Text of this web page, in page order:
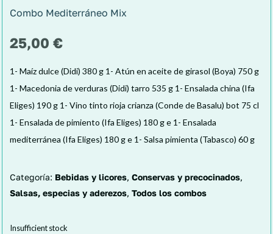
Combo Mediterráneo Mix
25,00 €
Insufficient stock
1- Maíz dulce (Didi) 380 g 1- Atún en aceite de girasol (Boya) 750 g
1- Macedonia de verduras (Didi) tarro 535 g 1- Ensalada china (Ifa
Eliges) 190 g 1- Vino tinto rioja crianza (Conde de Basalu) bot 75 cl
1- Ensalada de pimiento (Ifa Eliges) 180 g e 1- Ensalada
mediterránea (Ifa Eliges) 180 g e 1- Salsa pimienta (Tabasco) 60 g
Categoría: Bebidas y licores, Conservas y precocinados,
Salsas, especias y aderezos, Todos los combos